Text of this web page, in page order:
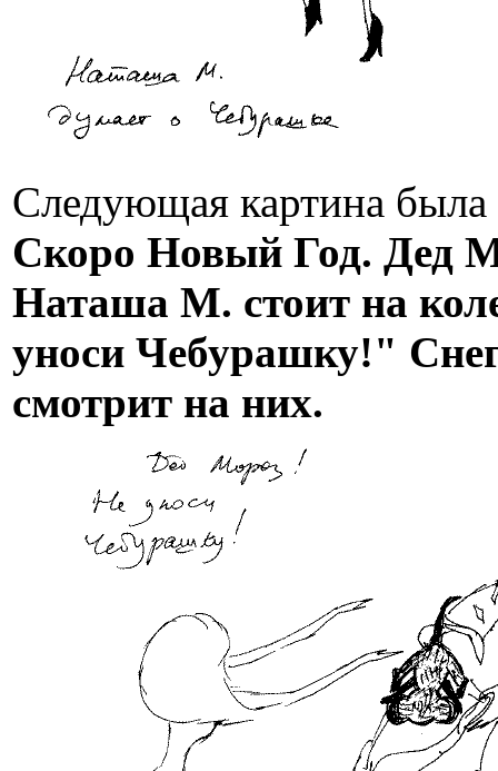
Следующая картина была
Скоро Новый Год. Дед
Наташа М. стоит на
уноси Чебурашку!"
смотрит на них.